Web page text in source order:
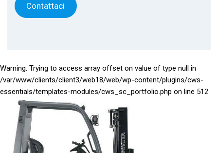
Warning: Trying to access array offset on value of type null in
/var/www/clients/client3/web18/web/wp-content/plugins/cws-
essentials/templates-modules/cws_sc_portfolio.php on line 512
Contattaci